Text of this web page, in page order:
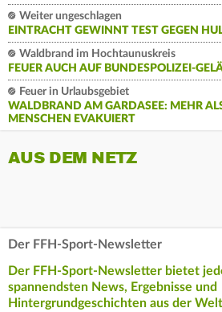
Weiter ungeschlagen
EINTRACHT GEWINNT TEST GEGEN
Waldbrand im Hochtaunuskreis
FEUER AUCH AUF BUNDESPOLIZEI-
Feuer in Urlaubsgebiet
WALDBRAND AM GARDASEE: MEHR
MENSCHEN EVAKUIERT
AUS DEM NETZ
Der FFH-Sport-Newsletter
Der FFH-Sport-Newsletter bietet
spannendsten News, Ergebnisse und
Hintergrundgeschichten aus der